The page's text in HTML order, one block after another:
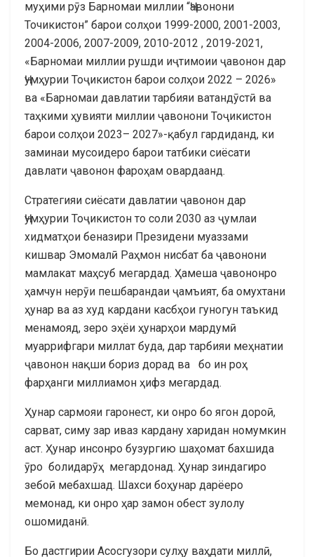
муҳими рӯз Барномаи миллии “Ҷавонони
Точикистон” барои солҳои 1999-2000, 2001-2003,
2004-2006, 2007-2009, 2010-2012 , 2019-2021,
«Барномаи миллии рушди иҷтимоии ҷавонон дар
Ҷумҳурии Тоҷикистон барои солҳои 2022 – 2026»
ва «Барномаи давлатии тарбияи ватандӯстӣ ва
таҳкими ҳувияти миллии ҷавонони Тоҷикистон
барои солҳои 2023– 2027»-қабул гардиданд, ки
заминаи мусоидеро барои татбики сиёсати
давлати ҷавонон фароҳам овардаанд.
Стратегияи сиёсати давлатии ҷавонон дар
Ҷумҳурии Тоҷикистон то соли 2030 аз ҷумлаи
хидматҳои беназири Президени муаззами
кишвар Эмомалӣ Раҳмон нисбат ба ҷавонони
мамлакат маҳсуб мегардад. Ҳамеша ҷавононро
ҳамчун нерӯи пешбарандаи ҷамъият, ба омухтани
ҳунар ва аз худ кардани касбҳои гуногун таъкид
менамояд, зеро эҳёи ҳунарҳои мардумӣ
муаррифгари миллат буда, дар тарбияи меҳнатии
ҷавонон нақши бориз дорад ва бо ин роҳ
фарҳанги миллиамон ҳифз мегардад.
Ҳунар сармояи гаронест, ки онро бо ягон дороӣ,
сарват, симу зар иваз кардану харидан номумкин
аст. Ҳунар инсонро бузургию шаҳомат бахшида
ӯро болидарӯҳ мегардонад. Ҳунар зиндагиро
зебоӣ мебахшад. Шахси боҳунар дарёеро
мемонад, ки онро ҳар замон обест зулолу
ошомиданӣ.
Бо дастгирии Асосгузори сулҳу ваҳдати миллӣ,